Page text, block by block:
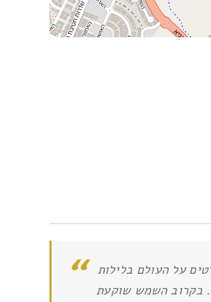
על העולם בלילות
בקרוב השמש שוקעת